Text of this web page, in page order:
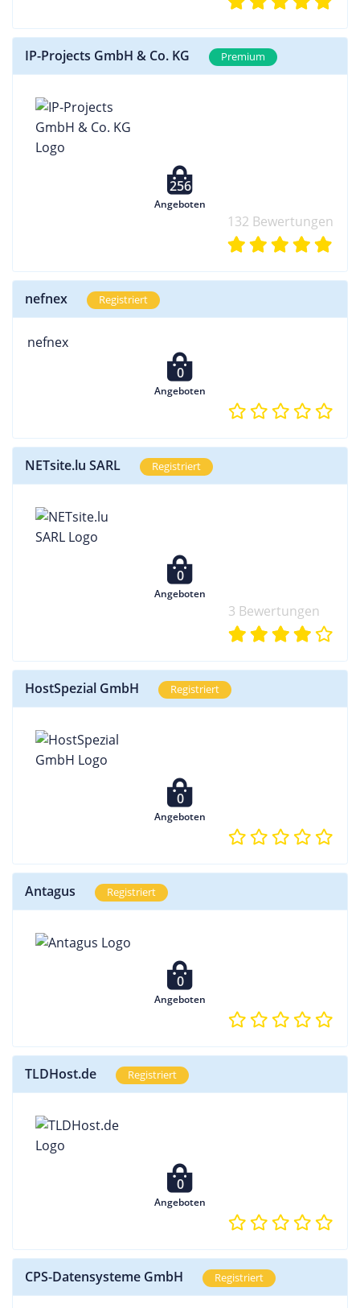
IP-Projects GmbH & Co. KG Premium
256
Angeboten
132 Bewertungen
nefnex Registriert
nefnex
0
Angeboten
NETsite.lu SARL Registriert
0
Angeboten
3 Bewertungen
HostSpezial GmbH Registriert
0
Angeboten
Antagus Registriert
0
Angeboten
TLDHost.de Registriert
0
Angeboten
CPS-Datensysteme GmbH Registriert